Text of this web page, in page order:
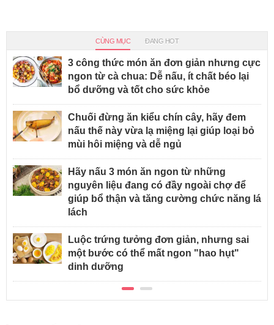
CÙNG MỤC ĐANG HOT
3 công thức món ăn đơn giản nhưng cực
ngon từ cà chua: Dễ nấu, ít chất béo lại
bổ dưỡng và tốt cho sức khỏe
Chuối đừng ăn kiểu chín cây, hãy đem
nấu thế này vừa lạ miệng lại giúp loại bỏ
mùi hôi miệng và dễ ngủ
Hãy nấu 3 món ăn ngon từ những
nguyên liệu đang có đầy ngoài chợ để
giúp bổ thận và tăng cường chức năng lá
lách
Luộc trứng tưởng đơn giản, nhưng sai
một bước có thể mất ngon "hao hụt"
dinh dưỡng